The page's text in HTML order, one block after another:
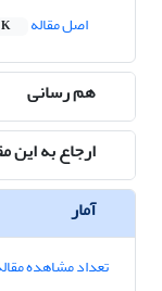
اصل مقاله
هم رسانی
ارجاع به این
آمار
تعداد مشاهده